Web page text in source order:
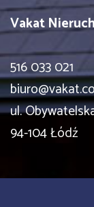
Vakat
516 033 021
ul.
94-104 Łódź